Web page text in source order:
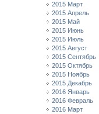
2015 Март
2015 Апрель
2015 Май
2015 Июнь
2015 Июль
2015 Август
2015 Сентябрь
2015 Октябрь
2015 Ноябрь
2015 Декабрь
2016 Январь
2016 Февраль
2016 Март